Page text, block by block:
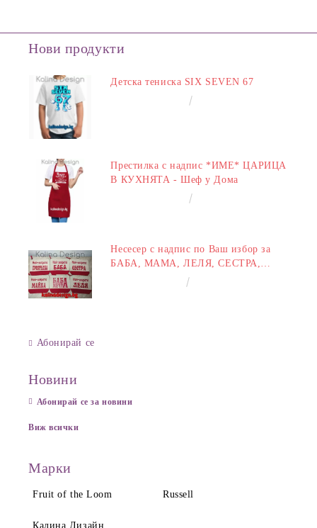
Нови продукти
Детска тениска SIX SEVEN 67
Престилка с надпис *ИМЕ* ЦАРИЦА
В КУХНЯТА - Шеф у Дома
Несесер с надпис по Ваш избор за
БАБА, МАМА, ЛЕЛЯ, СЕСТРА,
Абонирай се
Новини
Абонирай се за новини
Виж всички
Марки
Fruit of the Loom Russell
Калина Дизайн